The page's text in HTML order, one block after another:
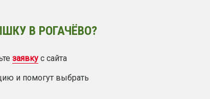
В РОГАЧЁВО?
заявку с сайта
и помогут выбрать